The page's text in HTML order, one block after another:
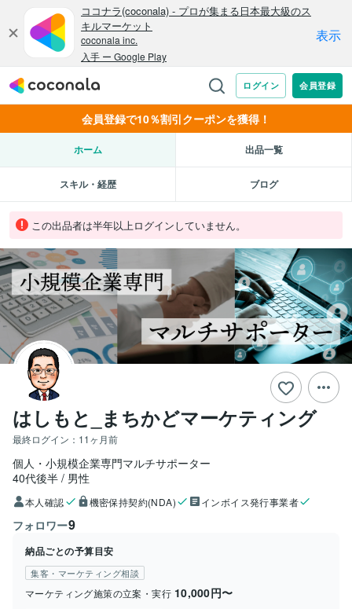
会員登録で10％割引クーポンを獲得！
ホーム 出品一覧
スキル・経歴 ブログ
この出品者は半年以上ログインしていません。
はしもと_まちかどマーケティング
最終ログイン： 11ヶ月前
個人・小規模企業専門マルチサポーター
40代後半
男性
本人確認 機密保持契約(NDA) インボイス発行事業者
フォロワー9
納品ごとの予算目安
集客・マーケティング相談
マーケティング施策の立案・実行 10,000円〜